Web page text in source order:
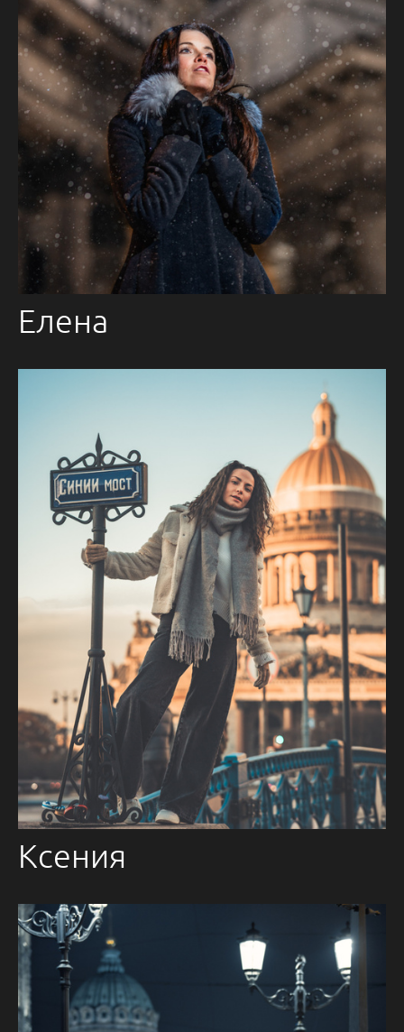
Елена
Ксения